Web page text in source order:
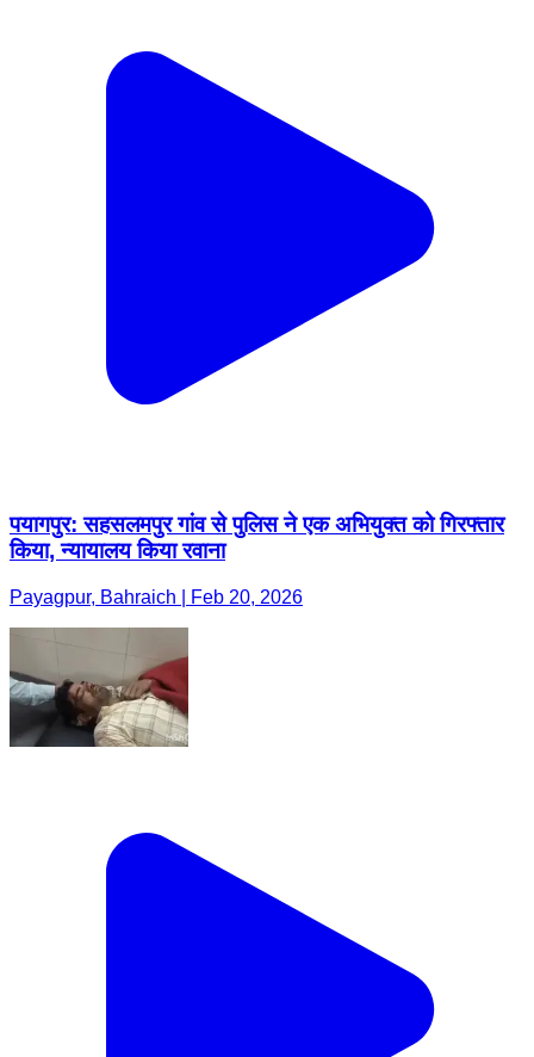
पयागपुर: सहसलमपुर गांव से पुलिस ने एक अभियुक्त को गिरफ्तार
किया, न्यायालय किया रवाना
Payagpur, Bahraich | Feb 20, 2026